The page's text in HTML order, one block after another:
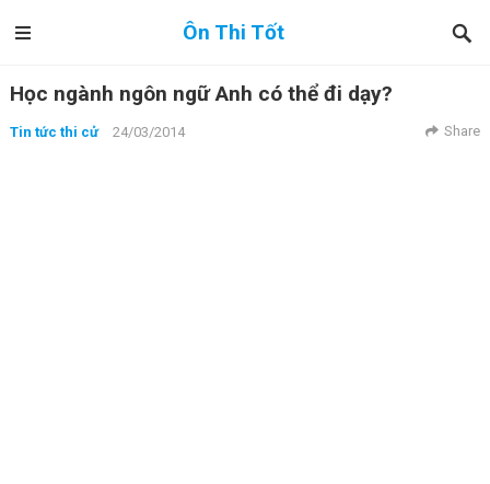
Ôn Thi Tốt
Học ngành ngôn ngữ Anh có thể đi dạy?
Tin tức thi cử 24/03/2014 Share